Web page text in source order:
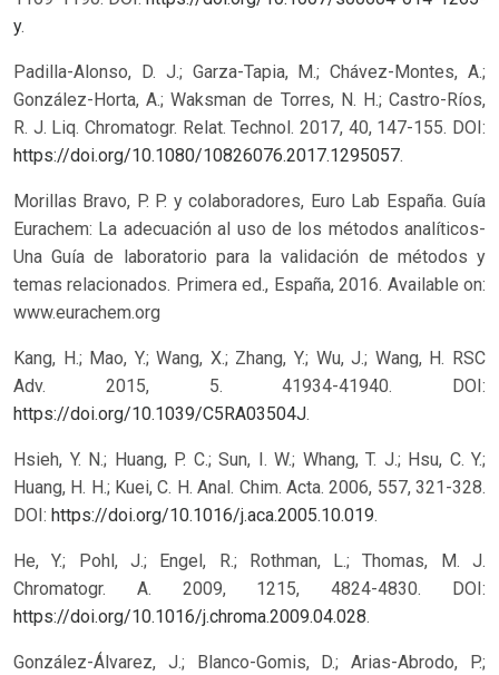
y.
Padilla-Alonso, D. J.; Garza-Tapia, M.; Chávez-Montes, A.;
González-Horta, A.; Waksman de Torres, N. H.; Castro-Ríos,
R. J. Liq. Chromatogr. Relat. Technol. 2017, 40, 147-155. DOI:
https://doi.org/10.1080/10826076.2017.1295057.
Morillas Bravo, P. P. y colaboradores, Euro Lab España. Guía
Eurachem: La adecuación al uso de los métodos analíticos-
Una Guía de laboratorio para la validación de métodos y
temas relacionados. Primera ed., España, 2016. Available on:
www.eurachem.org
Kang, H.; Mao, Y.; Wang, X.; Zhang, Y.; Wu, J.; Wang, H. RSC
Adv. 2015, 5. 41934-41940. DOI:
https://doi.org/10.1039/C5RA03504J.
Hsieh, Y. N.; Huang, P. C.; Sun, I. W.; Whang, T. J.; Hsu, C. Y.;
Huang, H. H.; Kuei, C. H. Anal. Chim. Acta. 2006, 557, 321-328.
DOI: https://doi.org/10.1016/j.aca.2005.10.019.
He, Y.; Pohl, J.; Engel, R.; Rothman, L.; Thomas, M. J.
Chromatogr. A. 2009, 1215, 4824-4830. DOI:
https://doi.org/10.1016/j.chroma.2009.04.028.
González-Álvarez, J.; Blanco-Gomis, D.; Arias-Abrodo, P.;